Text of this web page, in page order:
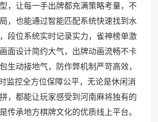
，让每一手出牌都充满策略考量，不
，也能通过智能匹配系统快速找到水
段位系统实时记录实力，雀神榜单激
面设计简约大气，出牌动画流畅不卡
生动接地气，防作弊机制严苛高效，
监控全方位保障公平，无论是休闲消
，都能让玩家感受到河南麻将独有的
传承地方棋牌文化的优质线上平台。